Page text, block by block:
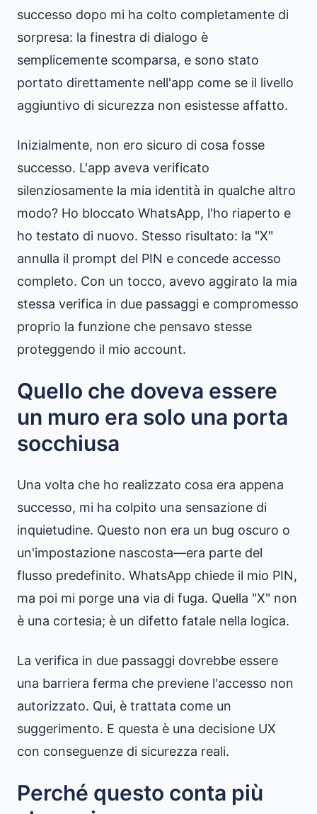
successo dopo mi ha colto completamente di
sorpresa: la finestra di dialogo è
semplicemente scomparsa, e sono stato
portato direttamente nell'app come se il livello
aggiuntivo di sicurezza non esistesse affatto.
Inizialmente, non ero sicuro di cosa fosse
successo. L'app aveva verificato
silenziosamente la mia identità in qualche altro
modo? Ho bloccato WhatsApp, l'ho riaperto e
ho testato di nuovo. Stesso risultato: la "X"
annulla il prompt del PIN e concede accesso
completo. Con un tocco, avevo aggirato la mia
stessa verifica in due passaggi e compromesso
proprio la funzione che pensavo stesse
proteggendo il mio account.
Quello che doveva essere
un muro era solo una porta
socchiusa
Una volta che ho realizzato cosa era appena
successo, mi ha colpito una sensazione di
inquietudine. Questo non era un bug oscuro o
un'impostazione nascosta—era parte del
flusso predefinito. WhatsApp chiede il mio PIN,
ma poi mi porge una via di fuga. Quella "X" non
è una cortesia; è un difetto fatale nella logica.
La verifica in due passaggi dovrebbe essere
una barriera ferma che previene l'accesso non
autorizzato. Qui, è trattata come un
suggerimento. E questa è una decisione UX
con conseguenze di sicurezza reali.
Perché questo conta più